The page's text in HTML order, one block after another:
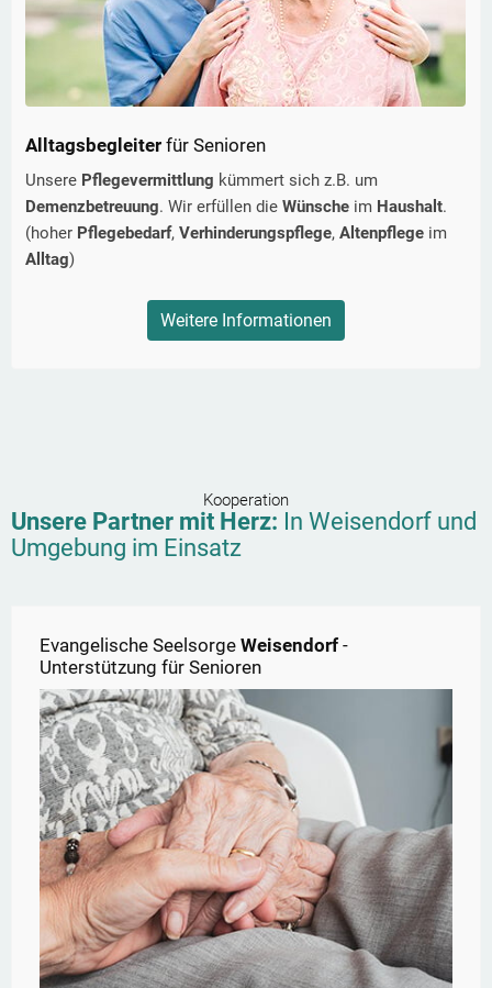
Alltagsbegleiter für Senioren
Unsere Pflegevermittlung kümmert sich z.B. um
Demenzbetreuung. Wir erfüllen die Wünsche im Haushalt.
(hoher Pflegebedarf, Verhinderungspflege, Altenpflege im
Alltag)
Weitere Informationen
Kooperation
Unsere Partner mit Herz: In Weisendorf und
Umgebung im Einsatz
Evangelische Seelsorge Weisendorf -
Unterstützung für Senioren